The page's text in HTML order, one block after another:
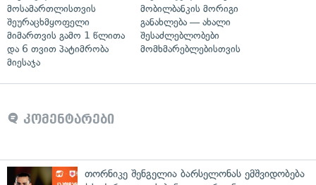
მოსამართლისთვის
შეურაცხმყოფელი
მიმართვის გამო 1 წლითა
და 6 თვით პატიმრობა
მიესაჯა
მობილბანკის მორიგი
განახლება — ახალი
შესაძლებლობები
მომხმარებლებისთვის
კომენტარები
თორნიკე შენგელია ბარსელონას ემშვიდობება